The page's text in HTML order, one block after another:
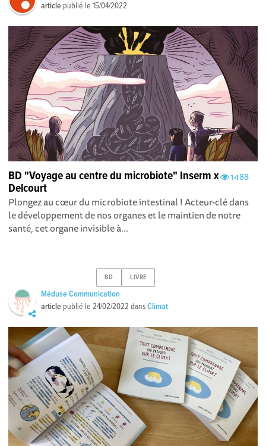
article publié le15/04/2022
1488
BD "Voyage au centre du microbiote" Inserm x
Delcourt
Plongez au cœur du microbiote intestinal ! Acteur-clé dans
le développement de nos organes et le maintien de notre
santé, cet organe invisible à...
BD LIVRE
Méduse Communication
article publié le24/02/2022 dansClimat